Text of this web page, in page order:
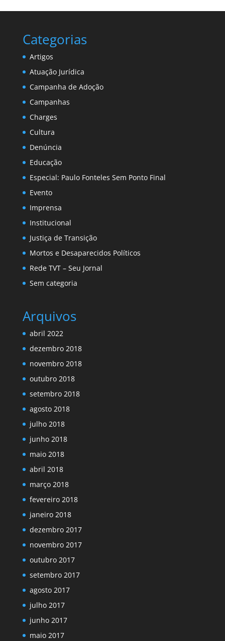
Categorias
Artigos
Atuação Jurídica
Campanha de Adoção
Campanhas
Charges
Cultura
Denúncia
Educação
Especial: Paulo Fonteles Sem Ponto Final
Evento
Imprensa
Institucional
Justiça de Transição
Mortos e Desaparecidos Políticos
Rede TVT – Seu Jornal
Sem categoria
Arquivos
abril 2022
dezembro 2018
novembro 2018
outubro 2018
setembro 2018
agosto 2018
julho 2018
junho 2018
maio 2018
abril 2018
março 2018
fevereiro 2018
janeiro 2018
dezembro 2017
novembro 2017
outubro 2017
setembro 2017
agosto 2017
julho 2017
junho 2017
maio 2017